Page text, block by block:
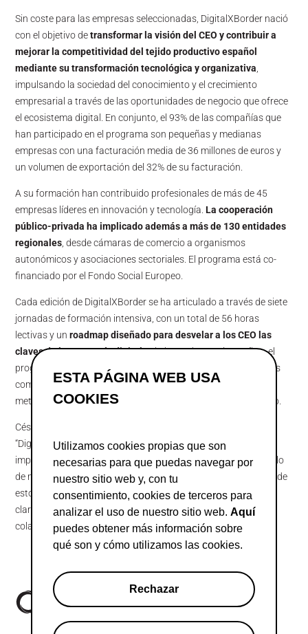
ESTA PÁGINA WEB USA
COOKIES
Utilizamos cookies propias que son
necesarias para que puedas navegar por
nuestro sitio web y, con tu
consentimiento, cookies de terceros para
analizar el uso de nuestro sitio web. Aquí
puedes obtener más información sobre
qué son y cómo utilizamos las cookies.
Rechazar
Sin coste para las empresas seleccionadas, DigitalXBorder nació
con el objetivo detransformar la visión del CEO y contribuir a
mejorar la competitividad del tejido productivo español
mediante su transformación tecnológica y organizativa
impulsando la sociedad del conocimiento y el crecimiento
empresarial a través de las oportunidades de negocio que ofrece
el ecosistema digital. En conjunto, el 93% de las compañías que
han participado en el programa son pequeñas y medianas
empresas con una facturación media de 36 millones de euros y
un volumen de exportación del 32% de su facturación.
A su formación han contribuido profesionales de más de 45
empresas líderes en innovación y tecnología.La cooperación
público-privada ha implicado además a más de 130 entidades
regionales , desde cámaras de comercio a organismos
autonómicos y asociaciones sectoriales. El programa está co-
financiado por el Fondo Social Europeo.
Cada edición de DigitalXBorder se ha articulado a través de siete
jornadas de formación intensiva, con un total de 56 horas
lectivas y un roadmap diseñado para desvelar a los CEO las
claves de la economía digital. A lo largo de sus cinco años, el
programa ha evolucionado para profundizar en aspectos tales
como las tecnologías disruptivas, la inteligencia artificial, el
metaverso, la economía del dato y nuevos modelos de negocio.
César Tello, Director General de Adigital, ha explicado que
“DigitalXBorder se enmarca en la apuesta de Adigital por
impulsar la digitalización de las pymes españolas y el desarrollo
de modelos de negocio innovadores y competitivos. A lo largo de
estos cinco años, el programa se ha convertido también en un
claro exponente de la capacidad transformadora de la
colaboración público-privada”.